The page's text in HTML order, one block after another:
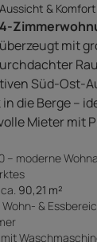
& Komfort
4-
überzeugt mit
Süd-Ost-
die Berge –
Mieter mit
– moderne
90,21 m²
&